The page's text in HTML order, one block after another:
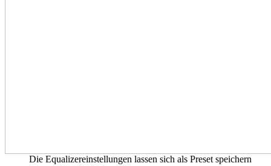
Die Equalizereinstellungen lassen sich als Preset speichern